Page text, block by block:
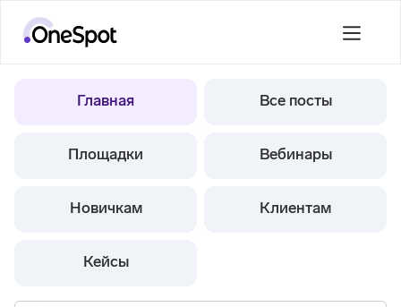
Главная Все посты
Площадки Вебинары
Новичкам Клиентам
Кейсы